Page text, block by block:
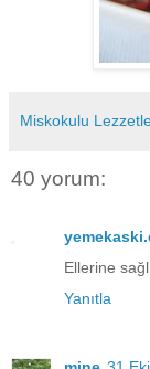
Miskokulu
40 yorum:
Ellerine
Yanıtla